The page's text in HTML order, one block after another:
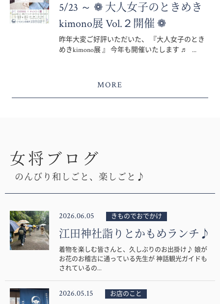
5/23 ～ ❁ 大人女子のときめき
kimono展 Vol.２開催 ❁
昨年大変ご好評いただいた、 『大人女子のとき
めきkimono展 』 今年も開催いたします ♬ ...
MORE
女将ブログ
のんびり和しごと、楽しごと♪
2026.06.05 きものでおでかけ
江田神社詣りとかもめランチ♪
着物を楽しむ皆さんと、久しぶりのお出掛け♪ 娘が
お花のお稽古に通っている先生が 神話観光ガイドも
されているの...
2026.05.15 お店のこと